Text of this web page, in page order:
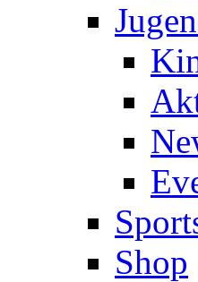
Shop